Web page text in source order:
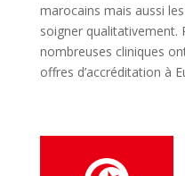
marocains mais aussi
soigner qualitativement.
nombreuses cliniques
offres d’accréditation à